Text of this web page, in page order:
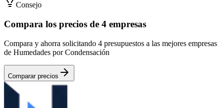
Consejo
Compara los precios de 4 empresas
Compara y ahorra solicitando 4 presupuestos a las mejores empresas
de Humedades por Condensación
Comparar precios